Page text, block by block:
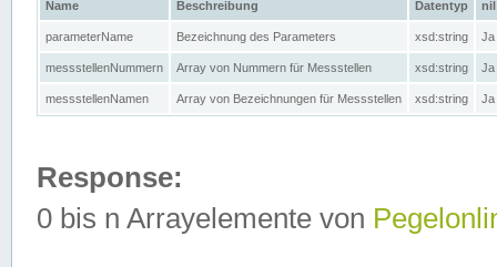
Name Beschreibung Datentyp nil
parameterName Bezeichnung des Parameters xsd:string Ja
messstellenNummern Array von Nummern für Messstellen xsd:string Ja
messstellenNamen Array von Bezeichnungen für Messstellen xsd:string Ja
Response:
0 bis n Arrayelemente von